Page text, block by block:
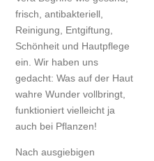
frisch, antibakteriell,
Reinigung, Entgiftung,
Schönheit und Hautpflege
ein. Wir haben uns
gedacht: Was auf der Haut
wahre Wunder vollbringt,
funktioniert vielleicht ja
auch bei Pflanzen!
Nach ausgiebigen